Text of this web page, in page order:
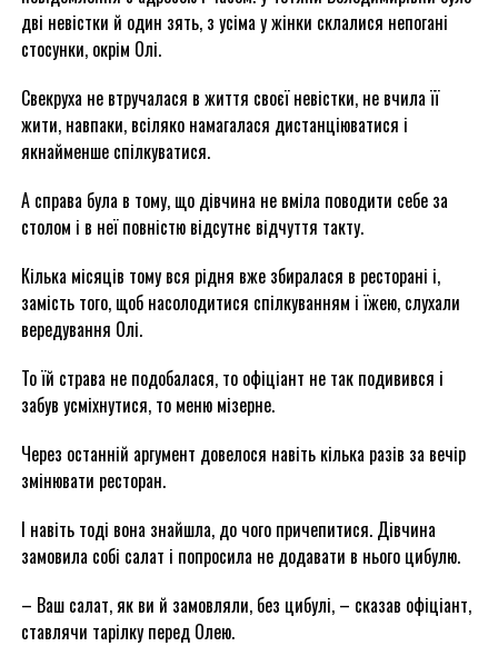
дві невістки й один зять, з усіма у жінки склалися непогані
стосунки, окрім Олі.
Свекруха не втручалася в життя своєї невістки, не вчила її
жити, навпаки, всіляко намагалася дистанціюватися і
якнайменше спілкуватися.
А справа була в тому, що дівчина не вміла поводити себе за
столом і в неї повністю відсутнє відчуття такту.
Кілька місяців тому вся рідня вже збиралася в ресторані і,
замість того, щоб насолодитися спілкуванням і їжею, слухали
вередування Олі.
То їй страва не подобалася, то офіціант не так подивився і
забув усміхнутися, то меню мізерне.
Через останній аргумент довелося навіть кілька разів за вечір
змінювати ресторан.
І навіть тоді вона знайшла, до чого причепитися. Дівчина
замовила собі салат і попросила не додавати в нього цибулю.
– Ваш салат, як ви й замовляли, без цибулі, – сказав офіціант,
ставлячи тарілку перед Олею.